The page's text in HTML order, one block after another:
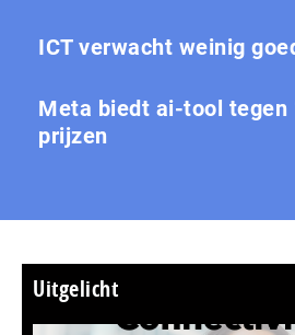
ICT verwacht weinig
Meta biedt ai-tool tegen
prijzen
Uitgelicht